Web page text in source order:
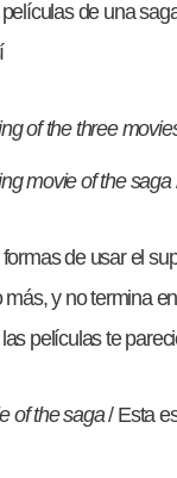
de una
of the three
movie of the saga
de usar el
y no termina
películas te
of the saga/ Esta